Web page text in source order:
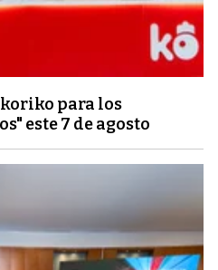
para los
este 7 de agosto